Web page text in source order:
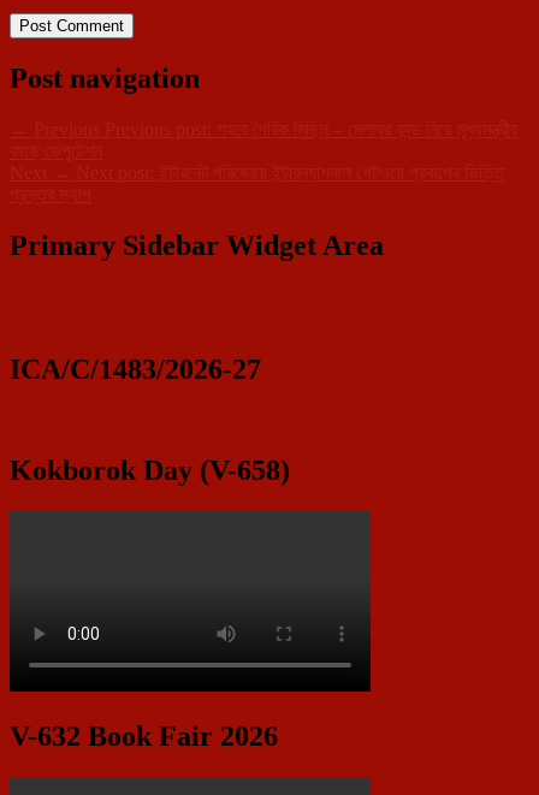
Post navigation
← Previous Previous post:
শহরে গৈরিক মিছিল – মেলাঘর কান্ড নিয়ে মূখ্যমন্ত্রীর
কাছে ডেপুটেশন
Next → Next post:
ইন্টারনেট পরিষেবায় ইন্টারন্যাশনাল গেটওয়ে প্রকল্পের ভিত্তি
প্রস্তর স্থাপ
Primary Sidebar Widget Area
ICA/C/1483/2026-27
Kokborok Day (V-658)
V-632 Book Fair 2026